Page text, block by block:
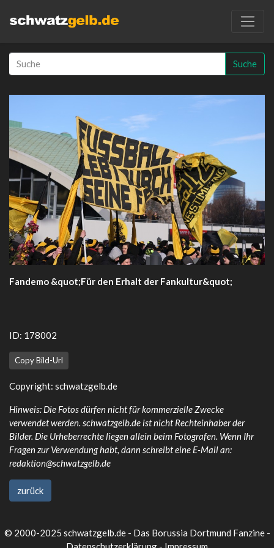
Suche
Fandemo &quot;Für den Erhalt der Fankultur&quot;
ID: 178002
Copy Bild-Url
Copyright: schwatzgelb.de
Hinweis: Die Fotos dürfen nicht für kommerzielle Zwecke
verwendet werden. schwatzgelb.de ist nicht Rechteinhaber der
Bilder. Die Urheberrechte liegen allein beim Fotografen. Wenn Ihr
Fragen zur Verwendung habt, dann schreibt eine E-Mail an:
redaktion@schwatzgelb.de
zurück
© 2000-2025 schwatzgelb.de - Das Borussia Dortmund Fanzine -